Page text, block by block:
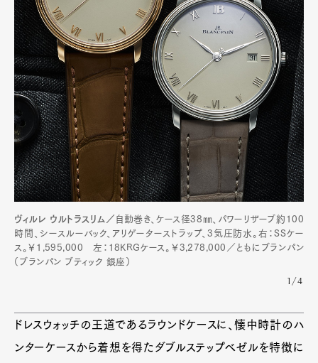
ヴィルレ ウルトラスリム／ 自動巻き、ケース径38㎜、パワーリザーブ約100
時間、シースルーバック、アリゲーターストラップ、3気圧防水。右：SSケー
ス。￥1,595,000 左：18KRGケース。￥3,278,000／ともにブランパン
（ブランパン ブティック 銀座）
1/4
ドレスウォッチの王道であるラウンドケースに、懐中時計のハ
ンターケースから着想を得たダブルステップベゼルを特徴に